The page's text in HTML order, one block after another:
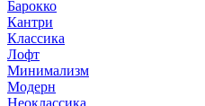
Барокко
Кантри
Классика
Лофт
Минимализм
Модерн
Неоклассика